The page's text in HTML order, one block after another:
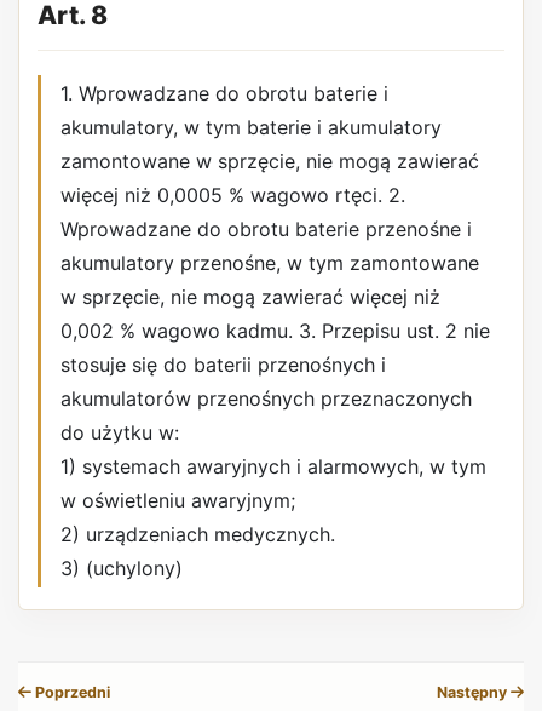
Art. 8
1. Wprowadzane do obrotu baterie i
akumulatory, w tym baterie i akumulatory
zamontowane w sprzęcie, nie mogą zawierać
więcej niż 0,0005 % wagowo rtęci. 2.
Wprowadzane do obrotu baterie przenośne i
akumulatory przenośne, w tym zamontowane
w sprzęcie, nie mogą zawierać więcej niż
0,002 % wagowo kadmu. 3. Przepisu ust. 2 nie
stosuje się do baterii przenośnych i
akumulatorów przenośnych przeznaczonych
do użytku w:
1) systemach awaryjnych i alarmowych, w tym
w oświetleniu awaryjnym;
2) urządzeniach medycznych.
3) (uchylony)
Poprzedni Następny